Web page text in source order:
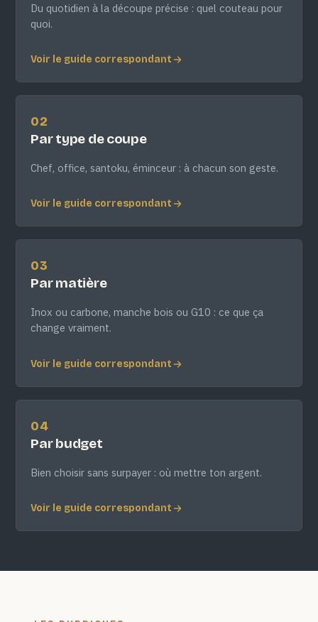
Du quotidien à la découpe précise : quel couteau pour
quoi.
Voir le guide correspondant
02
Par type de coupe
Chef, office, santoku, éminceur : à chacun son geste.
Voir le guide correspondant
03
Par matière
Inox ou carbone, manche bois ou G10 : ce que ça
change vraiment.
Voir le guide correspondant
04
Par budget
Bien choisir sans surpayer : où mettre ton argent.
Voir le guide correspondant